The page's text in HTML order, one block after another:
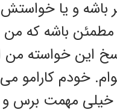
باشه و یا
مطمئن باشه که
این خواسته من
خودم کارامو
خیلی مهمت برس و